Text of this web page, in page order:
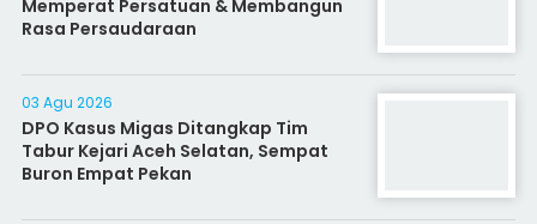
Memperat Persatuan & Membangun
Rasa Persaudaraan
03 Agu 2026
DPO Kasus Migas Ditangkap Tim
Tabur Kejari Aceh Selatan, Sempat
Buron Empat Pekan